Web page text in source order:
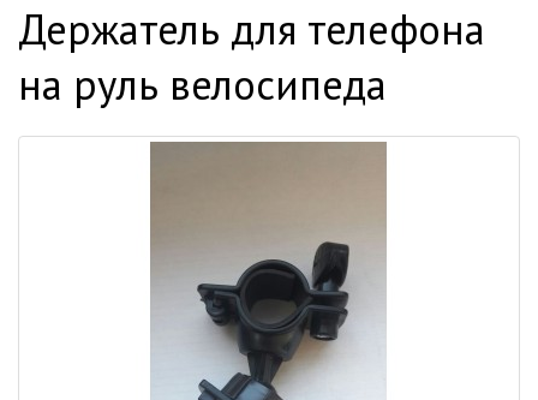
Держатель для телефона
на руль велосипеда